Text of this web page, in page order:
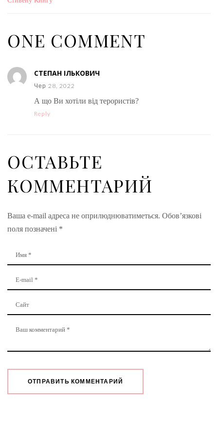
ONE COMMENT
СТЕПАН ІЛЬКОВИЧ
Чер 28, 2022
А що Ви хотіли від терористів?
Reply
ОСТАВЬТЕ
КОММЕНТАРИЙ
Ваша e-mail адреса не оприлюднюватиметься. Обов’язкові
поля позначені *